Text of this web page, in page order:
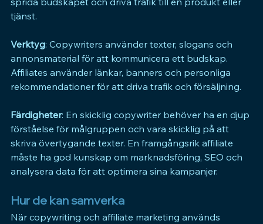
tjänst.
Verktyg: Copywriters använder texter, slogans och
annonsmaterial för att kommunicera ett budskap.
Affiliates använder länkar, banners och personliga
rekommendationer för att driva trafik och försäljning.
Färdigheter: En skicklig copywriter behöver ha en djup
förståelse för målgruppen och vara skicklig på att
skriva övertygande texter. En framgångsrik affiliate
måste ha god kunskap om marknadsföring, SEO och
analysera data för att optimera sina kampanjer.
Hur de kan samverka
När copywriting och affiliate marketing används